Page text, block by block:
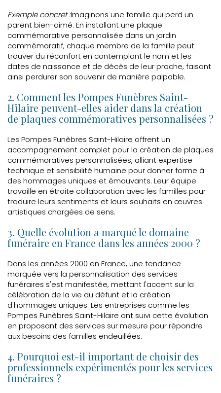
Exemple concret :Imaginons une famille qui perd un
parent bien-aimé. En installant une plaque
commémorative personnalisée dans un jardin
commémoratif, chaque membre de la famille peut
trouver du réconfort en contemplant le nom et les
dates de naissance et de décès de leur proche, faisant
ainsi perdurer son souvenir de manière palpable.
2. Comment les Pompes Funèbres Saint-
Hilaire peuvent-elles aider dans la création
de plaques commémoratives personnalisées ?
Les Pompes Funèbres Saint-Hilaire offrent un
accompagnement complet pour la création de plaques
commémoratives personnalisées, alliant expertise
technique et sensibilité humaine pour donner forme à
des hommages uniques et émouvants. Leur équipe
travaille en étroite collaboration avec les familles pour
traduire leurs sentiments et leurs souhaits en œuvres
artistiques chargées de sens.
3. Quelle évolution a marqué le domaine
funéraire en France dans les années 2000 ?
Dans les années 2000 en France, une tendance
marquée vers la personnalisation des services
funéraires s'est manifestée, mettant l'accent sur la
célébration de la vie du défunt et la création
d'hommages uniques. Les entreprises comme les
Pompes Funèbres Saint-Hilaire ont suivi cette évolution
en proposant des services sur mesure pour répondre
aux besoins des familles endeuillées.
4. Pourquoi est-il important de choisir des
professionnels expérimentés pour les services
funéraires ?